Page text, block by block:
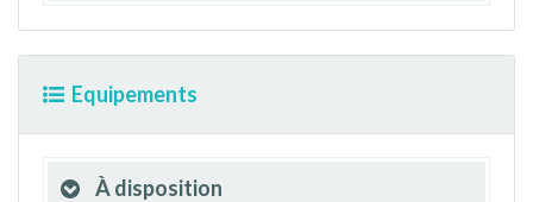
Equipements
À disposition